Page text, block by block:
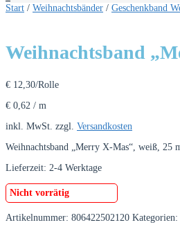
Start / Weihnachtsbänder / Geschenkband
Weihnachtsband
€ 12,30/Rolle
€ 0,62 / m
inkl. MwSt. zzgl. Versandkosten
Weihnachtsband „Merry X-Mas“, weiß, 25
Lieferzeit: 2-4 Werktage
Nicht vorrätig
Artikelnummer: 806422502120 Kategorien: